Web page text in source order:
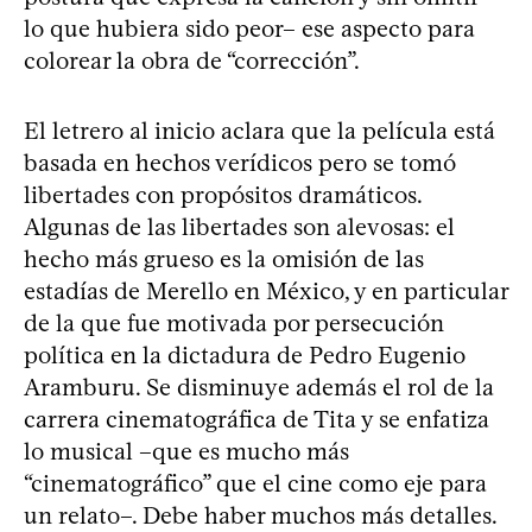
lo que hubiera sido peor– ese aspecto para
colorear la obra de “corrección”.
El letrero al inicio aclara que la película está
basada en hechos verídicos pero se tomó
libertades con propósitos dramáticos.
Algunas de las libertades son alevosas: el
hecho más grueso es la omisión de las
estadías de Merello en México, y en particular
de la que fue motivada por persecución
política en la dictadura de Pedro Eugenio
Aramburu. Se disminuye además el rol de la
carrera cinematográfica de Tita y se enfatiza
lo musical –que es mucho más
“cinematográfico” que el cine como eje para
un relato–. Debe haber muchos más detalles.